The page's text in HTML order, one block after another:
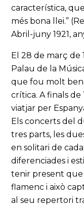
característica,
més bona llei.”
Abril-juny 1921,
El 28 de març de
Palau de la
que fou molt
crítica. A finals de
viatjar per
Els concerts del
tres parts, les
en solitari de
diferenciades i
tenir present que
flamenc i això
al seu repertori